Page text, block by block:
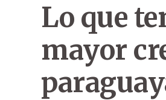
Lo que
mayor